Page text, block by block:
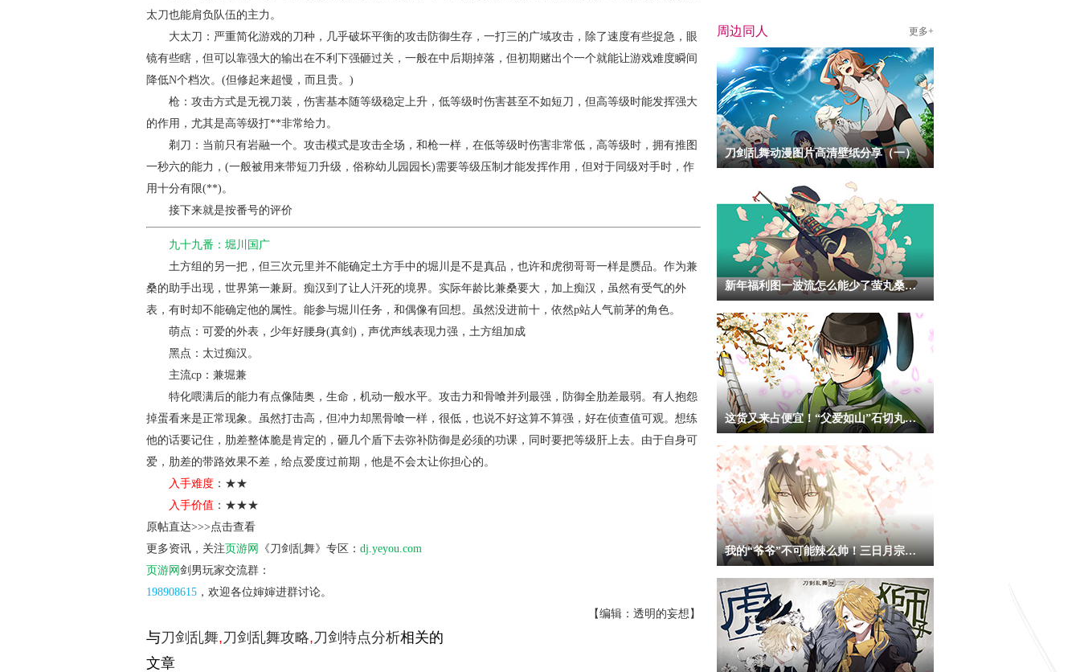
太刀也能肩负队伍的主力。
大太刀 ：严重简化游戏的刀种，几乎破坏平衡的攻击防御生存，一打三的广域攻击，除了速度有些捉急，眼
镜有些瞎，但可以靠强大的输出在不利下强砸过关，一般在中后期掉落，但初期赌出个一个就能让游戏难度瞬间
降低N个档次。(但修起来超慢，而且贵。)
枪 ：攻击方式是无视刀装，伤害基本随等级稳定上升，低等级时伤害甚至不如短刀，但高等级时能发挥强大
的作用，尤其是高等级打**非常给力。
剃刀 ：当前只有岩融一个。攻击模式是攻击全场，和枪一样，在低等级时伤害非常低，高等级时，拥有推图
一秒六的能力，(一般被用来带短刀升级，俗称幼儿园园长)需要等级压制才能发挥作用，但对于同级对手时，作
用十分有限(**)。
接下来就是按番号的评价
九十九番：堀川国广
土方组的另一把，但三次元里并不能确定土方手中的堀川是不是真品，也许和虎彻哥哥一样是赝品。作为兼
桑的助手出现，世界第一兼厨。痴汉到了让人汗死的境界。实际年龄比兼桑要大，加上痴汉，虽然有受气的外
表，有时却不能确定他的属性。能参与堀川任务，和偶像有回想。虽然没进前十，依然p站人气前茅的角色。
萌点 ：可爱的外表，少年好腰身(真剑)，声优声线表现力强，土方组加成
黑点 ：太过痴汉。
主流cp ：兼堀兼
特化喂满后的能力有点像陆奥，生命，机动一般水平。攻击力和骨喰并列最强，防御全肋差最弱。有人抱怨
掉蛋看来是正常现象。虽然打击高，但冲力却黑骨喰一样，很低，也说不好这算不算强，好在侦查值可观。想练
他的话要记住，肋差整体脆是肯定的，砸几个盾下去弥补防御是必须的功课，同时要把等级肝上去。由于自身可
爱，肋差的带路效果不差，给点爱度过前期，他是不会太让你担心的。
入手难度 ：★★
入手价值 ：★★★
原帖直达>>>点击查看
更多资讯，关注页游网 《刀剑乱舞》专区： dj.yeyou.com
页游网 剑男玩家交流群：
198908615 ，欢迎各位婶婶进群讨论。
【编辑：透明的妄想】
与刀剑乱舞,刀剑乱舞攻略,刀剑特点分析相关的
文章
周边同人 更多+
刀剑乱舞动漫图片高清壁纸分享（一）
新年福利图一波流怎么能少了萤丸桑呢！
这货又来占便宜！“父爱如山”石切丸同人图
我的“爷爷”不可能辣么帅！三日月宗近同人赏